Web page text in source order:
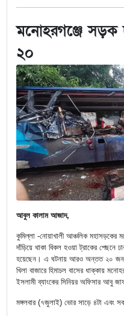
মনোহরগঞ্জে সড়ক
২০
আবুল কালাম আজাদ,
কুমিল্লা -নোয়াখালী আঞ্চলিক মহাসড়কের
দাঁড়িয়ে থাকা বিকল হওয়া ট্রাকের পেছনে
হয়েছেন। এ ঘটনায় আরও অন্তত ২০
খিলা বাজারে হিমাচল বাসের ধাক্কায়
ইসলামী ব্যাংকের সিনিয়র অফিসার আবু
মঙ্গলবার (৭জুলাই) ভোর সাড়ে ৪টা এবং